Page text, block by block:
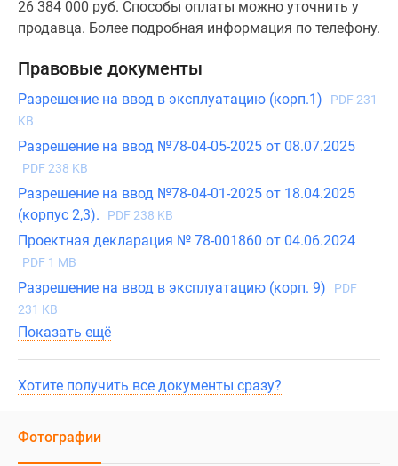
26 384 000 руб. Способы оплаты можно уточнить у
продавца. Более подробная информация по телефону.
Правовые документы
Разрешение на ввод в эксплуатацию (корп.1)
PDF 231
KB
Разрешение на ввод №78-04-05-2025 от 08.07.2025
PDF 238 KB
Разрешение на ввод №78-04-01-2025 от 18.04.2025
(корпус 2,3).
PDF 238 KB
Проектная декларация № 78-001860 от 04.06.2024
PDF 1 MB
Разрешение на ввод в эксплуатацию (корп. 9)
PDF
231 KB
Показать ещё
Хотите получить все документы сразу?
Фотографии